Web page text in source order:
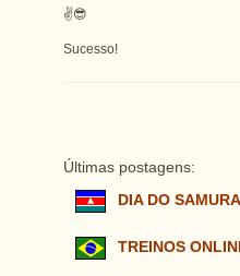
✌😎
Sucesso!
Últimas postagens:
DIA DO
TREINOS